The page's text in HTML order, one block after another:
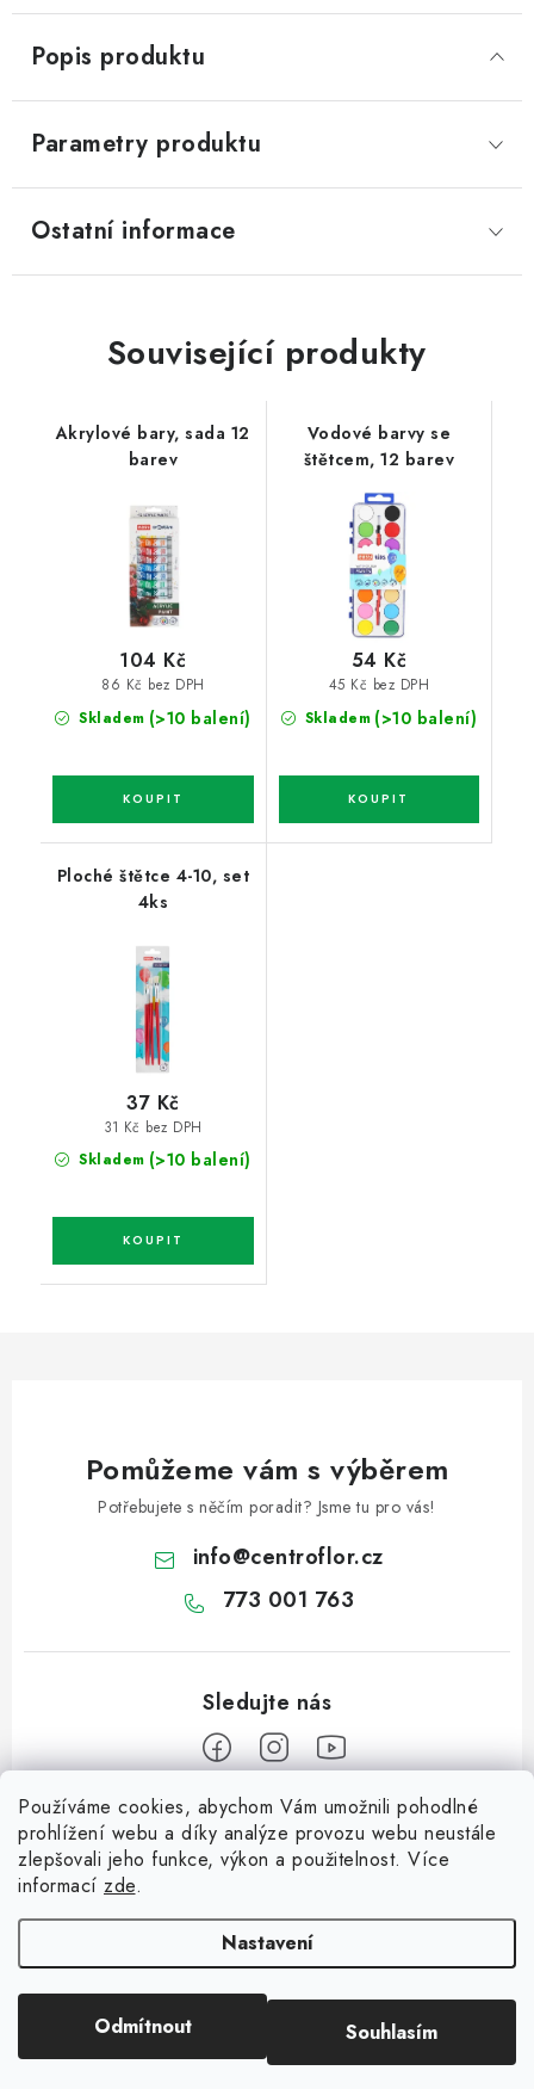
Používáme cookies, abychom Vám umožnili pohodlné
prohlížení webu a díky analýze provozu webu neustále
zlepšovali jeho funkce, výkon a použitelnost. Více
informací zde.
Nastavení
Odmítnout Souhlasím
Popis produktu
Parametry produktu
Ostatní informace
Související produkty
Akrylové bary, sada 12
barev
Skladem (>10 balení)
86 Kč bez DPH
104 Kč
Vodové barvy se
štětcem, 12 barev
Skladem (>10 balení)
45 Kč bez DPH
54 Kč
Ploché štětce 4-10, set
4ks
Skladem (>10 balení)
31 Kč bez DPH
37 Kč
Pomůžeme vám s výběrem
Potřebujete s něčím poradit? Jsme tu pro vás!
info@centroflor.cz
773 001 763
Informace pro vás
Dopravné
Kontaktujte nás
Hodnocení obchodu
Tipy na tvoření
Jutový Mikuláš, anděl a čert - perfektní zábava pro děti
Mikuláš, anděl a čert - perfektní tvoření pro děti
Vytvořil Shoptet
Copyright 2026CENTROFLOR, s.r.o. . Všechna práva vyhrazena.